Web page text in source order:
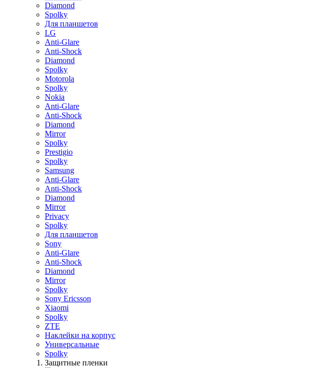
Diamond
Spolky
Для планшетов
LG
Anti-Glare
Anti-Shock
Diamond
Spolky
Motorola
Spolky
Nokia
Anti-Glare
Anti-Shock
Diamond
Mirror
Spolky
Prestigio
Spolky
Samsung
Anti-Glare
Anti-Shock
Diamond
Mirror
Privacy
Spolky
Для планшетов
Sony
Anti-Glare
Anti-Shock
Diamond
Mirror
Spolky
Sony Ericsson
Xiaomi
Spolky
ZTE
Наклейки на корпус
Универсальные
Spolky
Защитные пленки